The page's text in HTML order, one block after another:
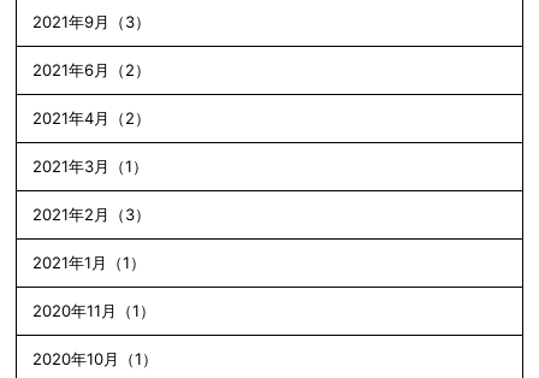
2021年9月（3）
2021年6月（2）
2021年4月（2）
2021年3月（1）
2021年2月（3）
2021年1月（1）
2020年11月（1）
2020年10月（1）